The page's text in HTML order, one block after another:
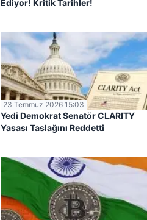
Ediyor! Kritik Tarihler!
23 Temmuz 2026 15:03
Yedi Demokrat Senatör CLARITY
Yasası Taslağını Reddetti